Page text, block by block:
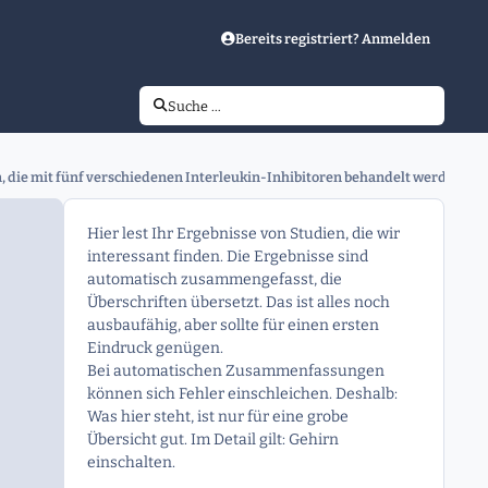
Bereits registriert? Anmelden
Suche …
mit fünf verschiedenen Interleukin-Inhibitoren behandelt werden:
Hier lest Ihr Ergebnisse von Studien, die wir
interessant finden. Die Ergebnisse sind
automatisch zusammengefasst, die
Überschriften übersetzt. Das ist alles noch
ausbaufähig, aber sollte für einen ersten
Eindruck genügen.
Bei automatischen Zusammenfassungen
können sich Fehler einschleichen. Deshalb:
Was hier steht, ist nur für eine grobe
Übersicht gut. Im Detail gilt: Gehirn
einschalten.